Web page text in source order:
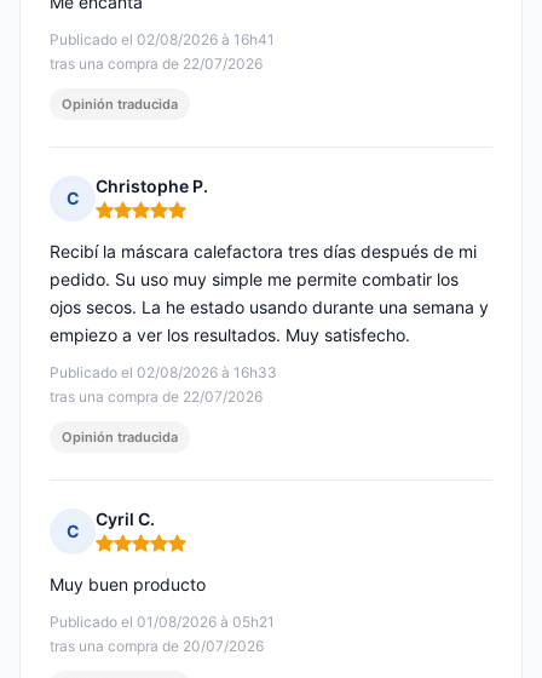
Publicado el 02/08/2026 à 16h41
tras una compra de 22/07/2026
Opinión traducida
C
Christophe P.
Nota: 5 de 5
Publicado el 02/08/2026 à 16h33
tras una compra de 22/07/2026
Recibí la máscara calefactora tres días después de mi
pedido. Su uso muy simple me permite combatir los
ojos secos. La he estado usando durante una semana y
empiezo a ver los resultados. Muy satisfecho.
Opinión traducida
C
Cyril C.
Nota: 5 de 5
Publicado el 01/08/2026 à 05h21
tras una compra de 20/07/2026
Muy buen producto